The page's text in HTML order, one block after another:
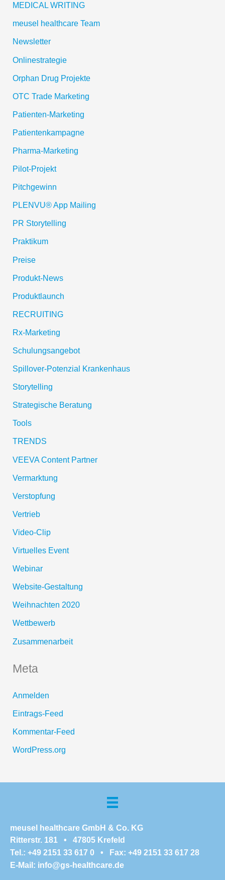
MEDICAL WRITING
meusel healthcare Team
Newsletter
Onlinestrategie
Orphan Drug Projekte
OTC Trade Marketing
Patienten-Marketing
Patientenkampagne
Pharma-Marketing
Pilot-Projekt
Pitchgewinn
PLENVU® App Mailing
PR Storytelling
Praktikum
Preise
Produkt-News
Produktlaunch
RECRUITING
Rx-Marketing
Schulungsangebot
Spillover-Potenzial Krankenhaus
Storytelling
Strategische Beratung
Tools
TRENDS
VEEVA Content Partner
Vermarktung
Verstopfung
Vertrieb
Video-Clip
Virtuelles Event
Webinar
Website-Gestaltung
Weihnachten 2020
Wettbewerb
Zusammenarbeit
Meta
Anmelden
Eintrags-Feed
Kommentar-Feed
WordPress.org
meusel healthcare GmbH & Co. KG
Ritterstr. 181 • 47805 Krefeld
Tel.: +49 2151 33 617 0 • Fax: +49 2151 33 617 28
E-Mail: info@gs-healthcare.de